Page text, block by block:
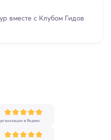
вместе с Клубом Гидов
в Яндекс